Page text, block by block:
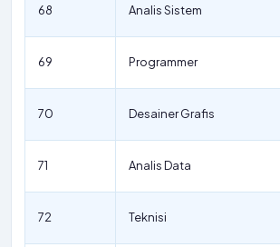
68 Analis Sistem
69 Programmer
70 Desainer Grafis
71 Analis Data
72 Teknisi